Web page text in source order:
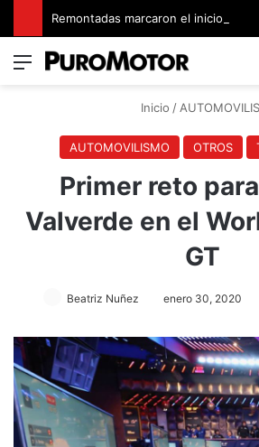
Menú
Inicio /
AUTOMOVILISMO OTROS
Primer reto
Valverde en el
GT
Beatriz Nuñez enero 30, 2020